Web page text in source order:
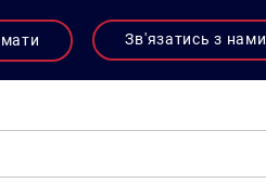
Зв'язатись з нами